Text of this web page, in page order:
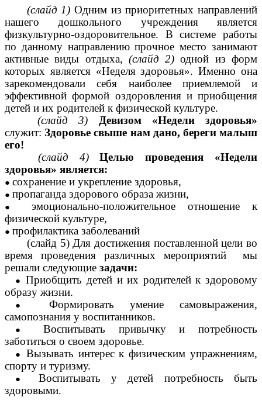
(слайд 1)Одним из приоритетных направлений
нашего дошкольного учреждения является
физкультурно-оздоровительное. В системе работы
по данному направлению прочное место занимают
активные виды отдыха, (слайд 2)одной из форм
которых является «Неделя здоровья». Именно она
зарекомендовали себя наиболее приемлемой и
эффективной формой оздоровления и приобщения
детей и их родителей к физической культуре.
(слайд 3)
Девизом «Недели здоровья»
служит: Здоровье свыше нам дано, береги малыш
его!
(слайд 4)Целью проведения «Недели
здоровья» является:
сохранение и укрепление здоровья,
пропаганда здорового образа жизни,
эмоционально-положительное отношение к
физической культуре,
профилактика заболеваний
(слайд 5) Для достижения поставленной цели во
время проведения различных мероприятий мы
решали следующие задачи:
Приобщить детей и их родителей к здоровому
образу жизни.
Формировать умение самовыражения,
самопознания у воспитанников.
Воспитывать привычку и потребность
заботиться о своем здоровье.
Вызывать интерес к физическим упражнениям,
спорту и туризму.
Воспитывать у детей потребность быть
здоровыми.